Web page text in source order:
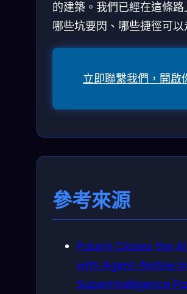
的建築。我們已經在這條
哪些坑要閃、哪些捷徑可以
立即聯繫我們，開啟
參考來源
Pulumi Closes the
with Agent-Native
Superintelligence